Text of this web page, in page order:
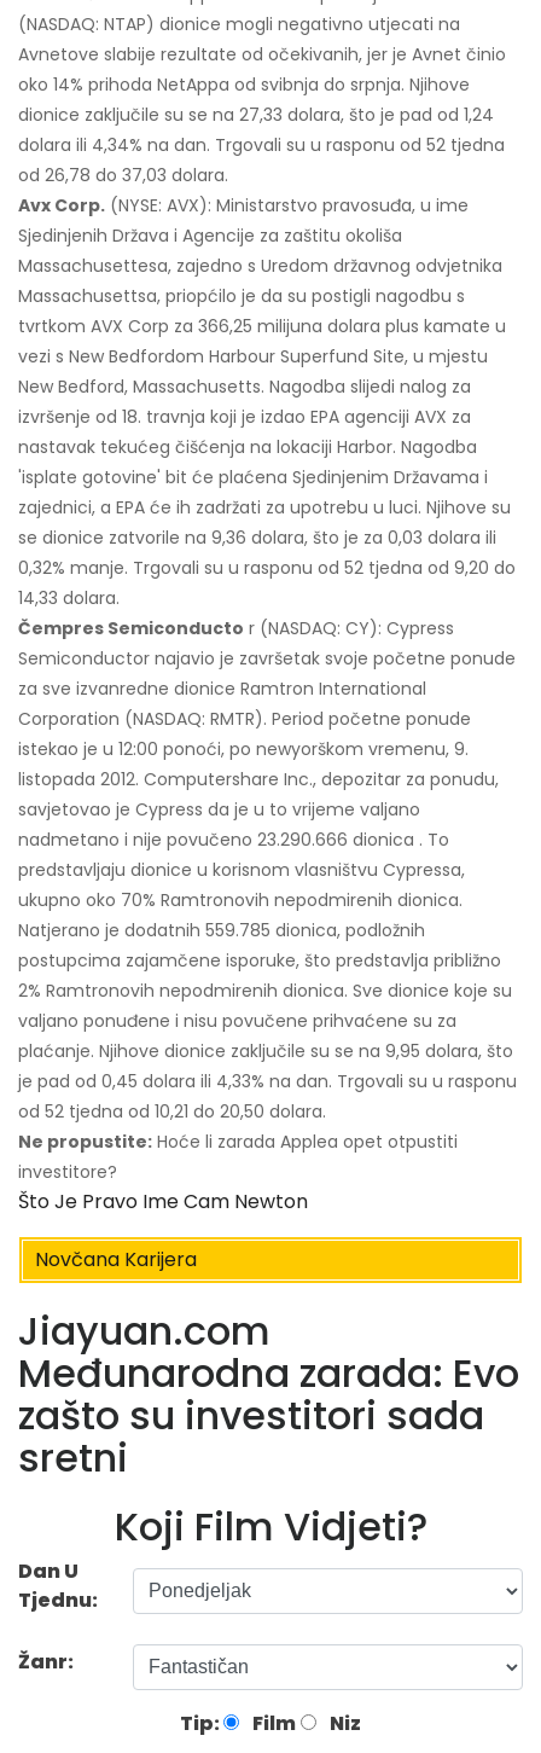
(NASDAQ: NTAP) dionice mogli negativno utjecati na
Avnetove slabije rezultate od očekivanih, jer je Avnet činio
oko 14% prihoda NetAppa od svibnja do srpnja. Njihove
dionice zaključile su se na 27,33 dolara, što je pad od 1,24
dolara ili 4,34% na dan. Trgovali su u rasponu od 52 tjedna
od 26,78 do 37,03 dolara.
Avx Corp. (NYSE: AVX): Ministarstvo pravosuđa, u ime
Sjedinjenih Država i Agencije za zaštitu okoliša
Massachusettesa, zajedno s Uredom državnog odvjetnika
Massachusettsa, priopćilo je da su postigli nagodbu s
tvrtkom AVX Corp za 366,25 milijuna dolara plus kamate u
vezi s New Bedfordom Harbour Superfund Site, u mjestu
New Bedford, Massachusetts. Nagodba slijedi nalog za
izvršenje od 18. travnja koji je izdao EPA agenciji AVX za
nastavak tekućeg čišćenja na lokaciji Harbor. Nagodba
'isplate gotovine' bit će plaćena Sjedinjenim Državama i
zajednici, a EPA će ih zadržati za upotrebu u luci. Njihove su
se dionice zatvorile na 9,36 dolara, što je za 0,03 dolara ili
0,32% manje. Trgovali su u rasponu od 52 tjedna od 9,20 do
14,33 dolara.
Čempres Semiconducto r (NASDAQ: CY): Cypress
Semiconductor najavio je završetak svoje početne ponude
za sve izvanredne dionice Ramtron International
Corporation (NASDAQ: RMTR). Period početne ponude
istekao je u 12:00 ponoći, po newyorškom vremenu, 9.
listopada 2012. Computershare Inc., depozitar za ponudu,
savjetovao je Cypress da je u to vrijeme valjano
nadmetano i nije povučeno 23.290.666 dionica . To
predstavljaju dionice u korisnom vlasništvu Cypressa,
ukupno oko 70% Ramtronovih nepodmirenih dionica.
Natjerano je dodatnih 559.785 dionica, podložnih
postupcima zajamčene isporuke, što predstavlja približno
2% Ramtronovih nepodmirenih dionica. Sve dionice koje su
valjano ponuđene i nisu povučene prihvaćene su za
plaćanje. Njihove dionice zaključile su se na 9,95 dolara, što
je pad od 0,45 dolara ili 4,33% na dan. Trgovali su u rasponu
od 52 tjedna od 10,21 do 20,50 dolara.
Ne propustite: Hoće li zarada Applea opet otpustiti
investitore?
Što Je Pravo Ime Cam Newton
Novčana Karijera
Jiayuan.com
Međunarodna zarada: Evo
zašto su investitori sada
sretni
Koji Film Vidjeti?
Dan U
Tjednu:
Žanr:
Tip: Film Niz